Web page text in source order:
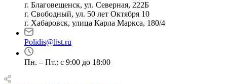
г. Благовещенск, ул. Северная, 222Б
г. Свободный, ул. 50 лет Октября 10
г. Хабаровск, улица Карла Маркса, 180/4
Polidis@list.ru
Пн. – Пт.: с 9:00 до 18:00